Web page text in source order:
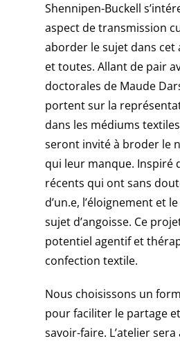
Shennipen-Buckell
aspect de transmission
aborder le sujet dans
et toutes. Allant de pair
doctorales de Maude
portent sur la
dans les médiums
seront invité à broder le
qui leur manque. Inspiré
récents qui ont sans
d’un.e, l’éloignement et
sujet d’angoisse. Ce
potentiel agentif et
confection textile.
Nous choisissons un
pour faciliter le partage
savoir-faire. L’atelier